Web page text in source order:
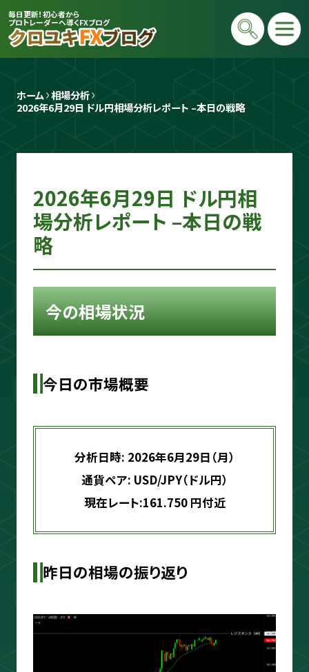
毎日更新！初心者から
プロトレーダーへ導くFXブログ
プロトレーダー
クロユキ
は毎日LIVEで初心者向けに「勝てる考え
方」と手法を解説。商材は一切販売せず、Y
ouTube＆書籍ですべて公開していま
す。"わからない"を"わかる"に変えるお
相場分析
スキャルピング
ホーム 相場分析
2026年6月29日 ドル円相場分析レポート –本日の戦略
2026年6月29日 ドル円相
場分析レポート –本日の戦
略
今の相場状況
今日の市場概要
分析日時: 2026年6月29日（月）
通貨ペア: USD/JPY（ドル円）
現在レート:161.750 円付近
昨日の相場の振り返り